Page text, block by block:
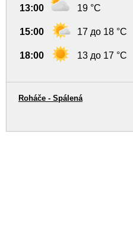
13:00 19 °C
15:00 17 до 18 °C
18:00 13 до 17 °C
Roháče - Spálená